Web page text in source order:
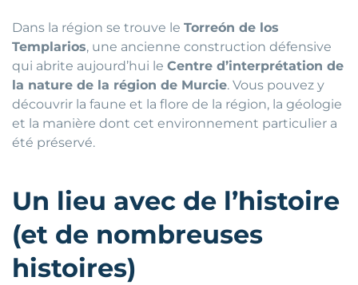
Dans la région se trouve le Torreón de los
Templarios, une ancienne construction défensive
qui abrite aujourd’hui le Centre d’interprétation de
la nature de la région de Murcie. Vous pouvez y
découvrir la faune et la flore de la région, la géologie
et la manière dont cet environnement particulier a
été préservé.
Un lieu avec de l’histoire
(et de nombreuses
histoires)